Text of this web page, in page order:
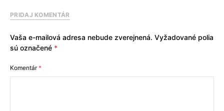
PRIDAJ KOMENTÁR
Vaša e-mailová adresa nebude zverejnená. Vyžadované polia
sú označené *
Komentár*